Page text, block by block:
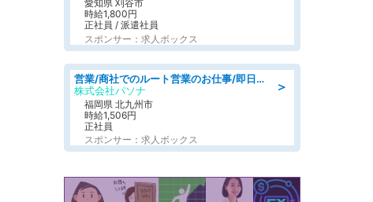
愛知県 刈谷市
時給1,800円
正社員 / 派遣社員
スポンサー：求人ボックス
＞
営業/商社でのルート営業のお仕事/即日勤務可/車通勤可/営業
株式会社パソナ
福岡県 北九州市
時給1,506円
正社員
スポンサー：求人ボックス